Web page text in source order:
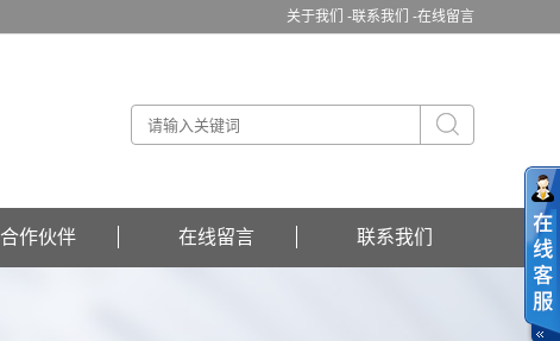
关于我们 -联系我们 -在线留言
合作伙伴 在线留言 联系我们